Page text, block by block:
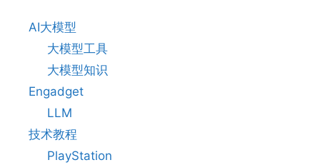
AI大模型
大模型工具
大模型知识
Engadget
LLM
技术教程
PlayStation